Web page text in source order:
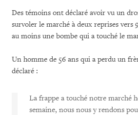
Des témoins ont déclaré avoir vu un
survoler le marché à deux reprises vers
au moins une bombe qui a touché le
Un homme de 56 ans qui a perdu un
déclaré :
La frappe a touché notre marché
semaine, nous nous y rendons